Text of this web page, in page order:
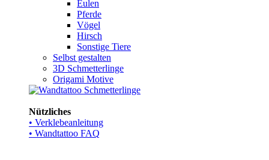
Eulen
Pferde
Vögel
Hirsch
Sonstige Tiere
Selbst gestalten
3D Schmetterlinge
Origami Motive
Nützliches
• Verklebeanleitung
• Wandtattoo FAQ